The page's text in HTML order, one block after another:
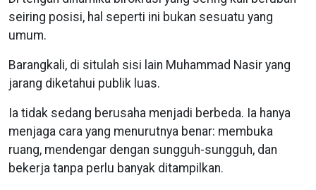
seiring posisi, hal seperti ini bukan sesuatu yang
umum.
Barangkali, di situlah sisi lain Muhammad Nasir yang
jarang diketahui publik luas.
Ia tidak sedang berusaha menjadi berbeda. Ia hanya
menjaga cara yang menurutnya benar: membuka
ruang, mendengar dengan sungguh-sungguh, dan
bekerja tanpa perlu banyak ditampilkan.